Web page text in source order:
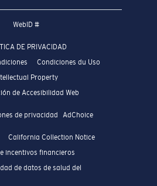
WebID #
DE PRIVACIDAD
Condiciones du Uso
Property
de Accesibilidad Web
de privacidad AdChoice
California Collection Notice
incentivos financieros
de datos de salud del